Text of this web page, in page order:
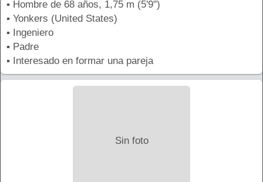
▪ Hombre de 68 años, 1,75 m (5'9'')
▪ Yonkers (United States)
▪ Ingeniero
▪ Padre
▪ Interesado en formar una pareja
Sin foto